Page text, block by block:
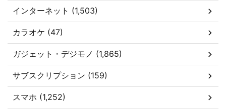
インターネット (1,503)
カラオケ (47)
ガジェット・デジモノ (1,865)
サブスクリプション (159)
スマホ (1,252)